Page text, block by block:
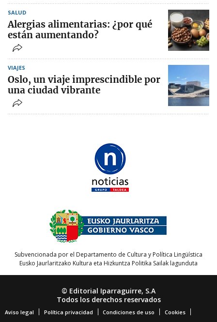
SALUD
Alergias alimentarias: ¿por qué
están aumentando?
VIAJES
Oslo, un viaje imprescindible por
una ciudad vibrante
Subvencionada por el Departamento de Cultura y Política Lingüística
Eusko Jaurlaritzako Kultura eta Hizkuntza Politika Sailak lagunduta
© Editorial Iparraguirre, S.A
Todos los derechos reservados
Aviso legal Política privacidad Condiciones de uso Cookies